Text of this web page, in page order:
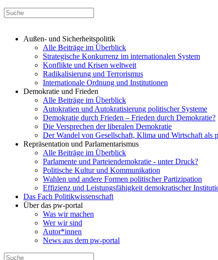
Außen- und Sicherheitspolitik
Alle Beiträge im Überblick
Strategische Konkurrenz im internationalen System
Konflikte und Krisen weltweit
Radikalisierung und Terrorismus
Internationale Ordnung und Institutionen
Demokratie und Frieden
Alle Beiträge im Überblick
Autokratien und Autokratisierung politischer Systeme
Demokratie durch Frieden – Frieden durch Demokratie?
Die Versprechen der liberalen Demokratie
Der Wandel von Gesellschaft, Klima und Wirtschaft als
Repräsentation und Parlamentarismus
Alle Beiträge im Überblick
Parlamente und Parteiendemokratie - unter Druck?
Politische Kultur und Kommunikation
Wahlen und andere Formen politischer Partizipation
Effizienz und Leistungsfähigkeit demokratischer
Das Fach Politikwissenschaft
Über das pw-portal
Was wir machen
Wer wir sind
Autor*innen
News aus dem pw-portal